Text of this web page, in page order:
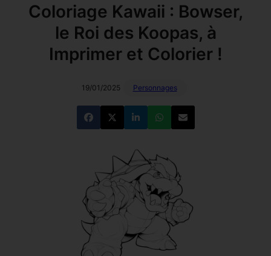
Coloriage Kawaii : Bowser,
le Roi des Koopas, à
Imprimer et Colorier !
19/01/2025 Personnages